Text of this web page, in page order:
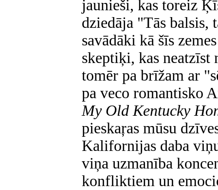
jaunieši, kas toreiz
dziedāja "Tās balsis,
savādāki kā šīs
skeptiķi, kas
tomēr pa brīžam ar
pa veco romantisko
My Old Kentucky
pieskaŗas mūsu
Kalifornijas daba
viņa uzmanība
konfliktiem un